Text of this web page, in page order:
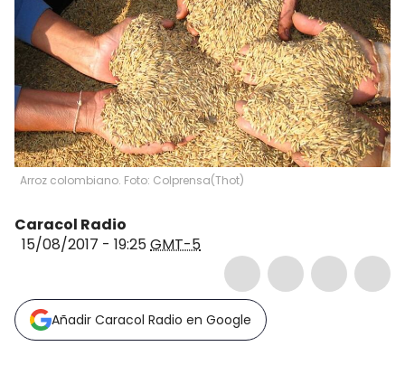
Arroz colombiano. Foto: Colprensa(Thot)
Caracol Radio
15/08/2017 - 19:25GMT-5
Añadir Caracol Radio en Google